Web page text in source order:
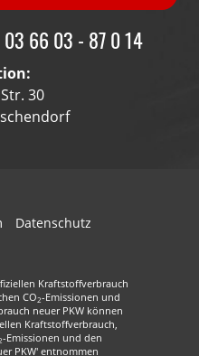
03 66 03 - 87 0 14
30
Datenschutz
Kraftstoffverbrauch
CO2-Emissionen und
neuer PKW können
Kraftstoffverbrauch,
-Emissionen und den
PKW' entnommen